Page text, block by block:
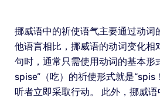
挪威语中的祈使语气主要通过动词
他语言相比，挪威语的动词变化相
句时，通常只需使用动词的基本形
spise”（吃）的祈使形式就是“spis
听者立即采取行动。 此外，挪威